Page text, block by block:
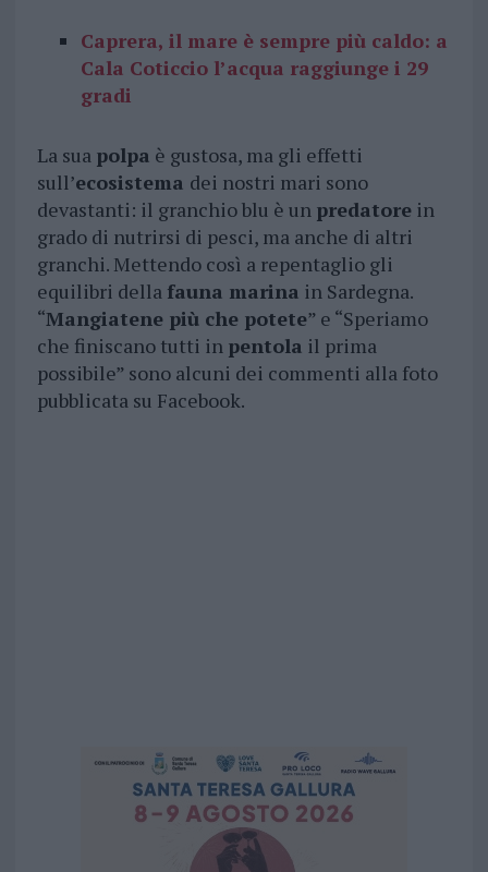
Caprera, il mare è sempre più caldo: a
Cala Coticcio l’acqua raggiunge i 29
gradi
La sua polpa è gustosa, ma gli effetti
sull’ecosistema dei nostri mari sono
devastanti: il granchio blu è un predatorein
grado di nutrirsi di pesci, ma anche di altri
granchi. Mettendo così a repentaglio gli
equilibri della fauna marina in Sardegna.
“Mangiatene più che potete” e “Speriamo
che finiscano tutti in pentola il prima
possibile” sono alcuni dei commenti alla foto
pubblicata su Facebook.